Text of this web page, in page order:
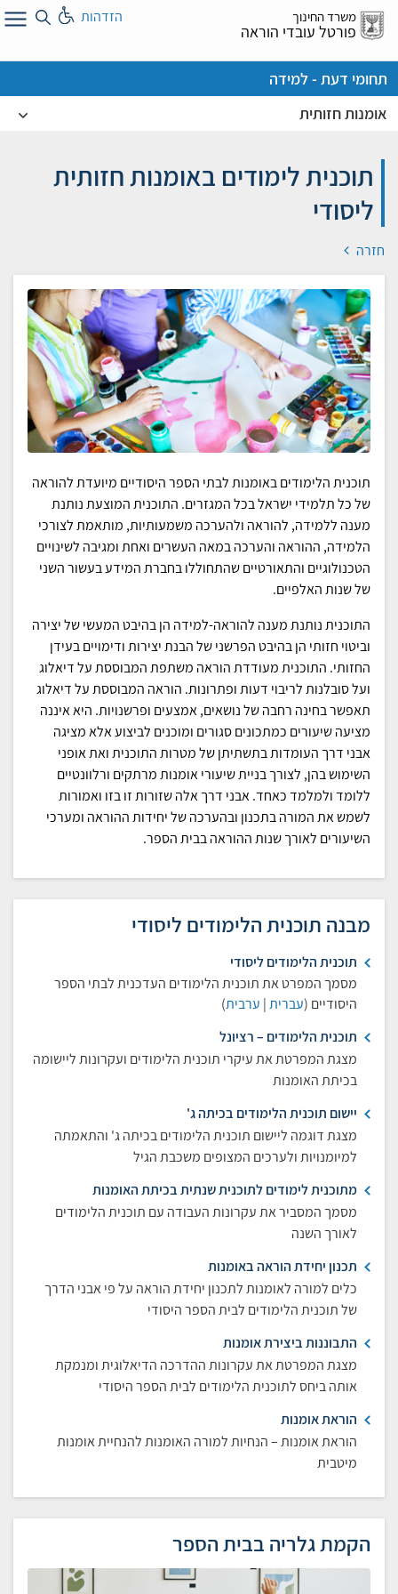
דלג
אל
משרד החינוך
פורטל עובדי הוראה
הזדהות
תחומי דעת - למידה
אומנות חזותית
תוכנית לימודים באומנות חזותית
ליסודי
חזרה
תוכנית הלימודים באומנות לבתי הספר היסודיים מיועדת להוראה
של כל תלמידי ישראל בכל המגזרים. התוכנית המוצעת נותנת
מענה ללמידה, להוראה ולהערכה משמעותיות, מותאמת לצורכי
הלמידה, ההוראה והערכה במאה העשרים ואחת ומגיבה לשינויים
הטכנולוגיים והתאורטיים שהתחוללו בחברת המידע בעשור השני
של שנות האלפיים.
התוכנית נותנת מענה להוראה-למידה הן בהיבט המעשי של יצירה
וביטוי חזותי הן בהיבט הפרשני של הבנת יצירות ודימויים בעידן
החזותי. התוכנית מעודדת הוראה משתפת המבוססת על דיאלוג
ועל סובלנות לריבוי דעות ופתרונות. הוראה המבוססת על דיאלוג
תאפשר בחינה רחבה של נושאים, אמצעים ופרשנויות. היא איננה
מציעה שיעורים כמתכונים סגורים ומוכנים לביצוע אלא מציגה
אבני דרך העומדות בתשתיתן של מטרות התוכנית ואת אופני
השימוש בהן, לצורך בניית שיעורי אומנות מרתקים ורלוונטיים
ללומד ולמלמד כאחד. אבני דרך אלה שזורות זו בזו ואמורות
לשמש את המורה בתכנון ובהערכה של יחידות ההוראה ומערכי
השיעורים לאורך שנות ההוראה בבית הספר.
מבנה תוכנית הלימודים ליסודי
תוכנית הלימודים ליסודי
מסמך המפרט את תוכנית הלימודים העדכנית לבתי הספר
היסודיים (עברית| ערבית)
תוכנית הלימודים – רציונל
מצגת המפרטת את עיקרי תוכנית הלימודים ועקרונות ליישומה
בכיתת האומנות
יישום תוכנית הלימודים בכיתה ג'
מצגת דוגמה ליישום תוכנית הלימודים בכיתה ג' והתאמתה
למיומנויות ולערכים המצופים משכבת הגיל
מתוכנית לימודים לתוכנית שנתית בכיתת האומנות
מסמך המסביר את עקרונות העבודה עם תוכנית הלימודים
לאורך השנה
תכנון יחידת הוראה באומנות
כלים למורה לאומנות לתכנון יחידת הוראה על פי אבני הדרך
של תוכנית הלימודים לבית הספר היסודי
התבוננות ביצירת אומנות
מצגת המפרטת את עקרונות ההדרכה הדיאלוגית ומנמקת
אותה ביחס לתוכנית הלימודים לבית הספר היסודי
הוראת אומנות
הוראת אומנות – הנחיות למורה האומנות להנחיית אומנות
מיטבית
הקמת גלריה בבית הספר